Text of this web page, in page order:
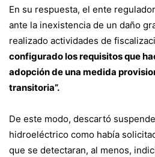
En su respuesta, el ente
ante la inexistencia de un daño
realizado actividades de
configurado los requisitos que
adopción de una medida
transitoria”.
De este modo, descartó
hidroeléctrico como había
que se detectaran, al menos,